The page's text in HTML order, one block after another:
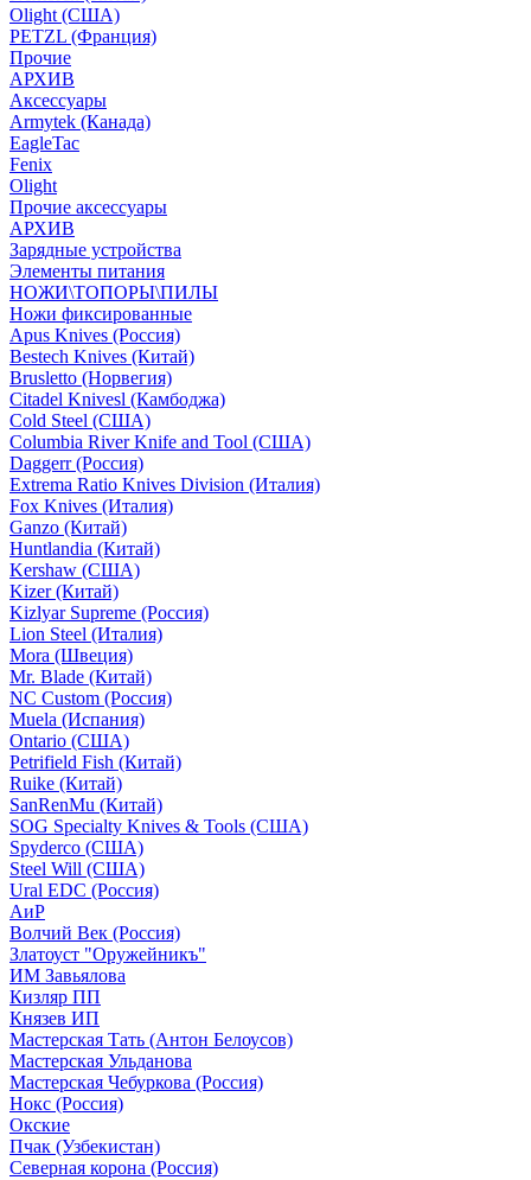
Olight (США)
PETZL (Франция)
Прочие
АРХИВ
Аксессуары
Armytek (Канада)
EagleTac
Fenix
Olight
Прочие аксессуары
АРХИВ
Зарядные устройства
Элементы питания
НОЖИ\ТОПОРЫ\ПИЛЫ
Ножи фиксированные
Apus Knives (Россия)
Bestech Knives (Китай)
Brusletto (Норвегия)
Citadel Knivesl (Камбоджа)
Cold Steel (США)
Columbia River Knife and Tool (США)
Daggerr (Россия)
Extrema Ratio Knives Division (Италия)
Fox Knives (Италия)
Ganzo (Китай)
Huntlandia (Китай)
Kershaw (США)
Kizer (Китай)
Kizlyar Supreme (Россия)
Lion Steel (Италия)
Mora (Швеция)
Mr. Blade (Китай)
NC Custom (Россия)
Muela (Испания)
Ontario (США)
Petrifield Fish (Китай)
Ruike (Китай)
SanRenMu (Китай)
SOG Specialty Knives & Tools (США)
Spyderco (США)
Steel Will (США)
Ural EDC (Россия)
АиР
Волчий Век (Россия)
Златоуст "Оружейникъ"
ИМ Завьялова
Кизляр ПП
Князев ИП
Мастерская Тать (Антон Белоусов)
Мастерская Ульданова
Мастерская Чебуркова (Россия)
Нокс (Россия)
Окские
Пчак (Узбекистан)
Северная корона (Россия)